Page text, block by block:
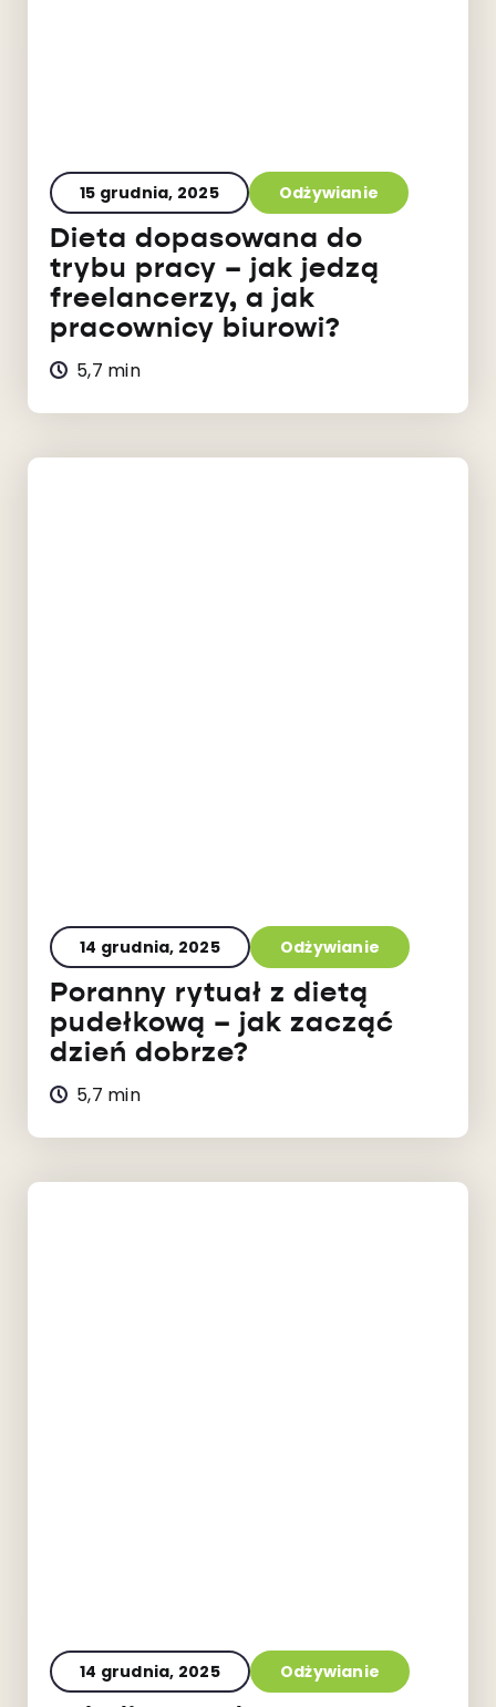
15 grudnia, 2025 Odżywianie
Dieta dopasowana do
trybu pracy – jak jedzą
freelancerzy, a jak
pracownicy biurowi?
5,7 min
14 grudnia, 2025 Odżywianie
Poranny rytuał z dietą
pudełkową – jak zacząć
dzień dobrze?
5,7 min
14 grudnia, 2025 Odżywianie